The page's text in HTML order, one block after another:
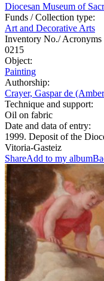
Diocesan Museum of
Funds / Collection type:
Art and Decorative Arts
Inventory No./ Acronyms
0215
Object:
Painting
Authorship:
Crayer, Gaspar de
Technique and support:
Oil on fabric
Date and data of entry:
1999. Deposit of the
Vitoria-Gasteiz
ShareAdd to my album